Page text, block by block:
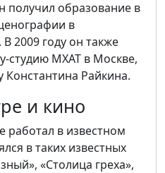
образование в
в
2009 году он также
студию МХАТ в Москве,
Константина Райкина.
и кино
работал в известном
в таких известных
«Столица греха»,